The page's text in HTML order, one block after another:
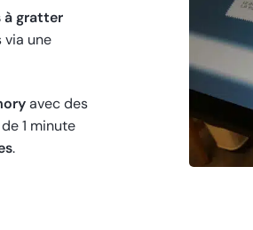
gratter
une
avec des
1 minute
.